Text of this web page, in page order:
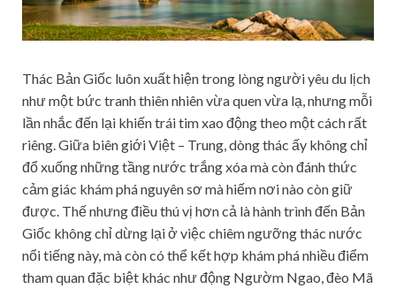
Thác Bản Giốc luôn xuất hiện trong lòng người yêu du lịch
như một bức tranh thiên nhiên vừa quen vừa lạ, nhưng mỗi
lần nhắc đến lại khiến trái tim xao động theo một cách rất
riêng. Giữa biên giới Việt – Trung, dòng thác ấy không chỉ
đổ xuống những tầng nước trắng xóa mà còn đánh thức
cảm giác khám phá nguyên sơ mà hiếm nơi nào còn giữ
được. Thế nhưng điều thú vị hơn cả là hành trình đến Bản
Giốc không chỉ dừng lại ở việc chiêm ngưỡng thác nước
nổi tiếng này, mà còn có thể kết hợp khám phá nhiều điểm
tham quan đặc biệt khác như động Ngườm Ngao, đèo Mã